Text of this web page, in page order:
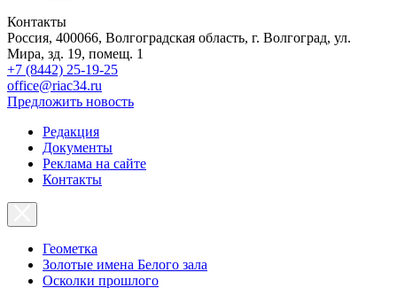
Контакты
Россия, 400066, Волгоградская область, г. Волгоград, ул.
Мира, зд. 19, помещ. 1
+7 (8442) 25-19-25
office@riac34.ru
Предложить новость
Редакция
Документы
Реклама на сайте
Контакты
Геометка
Золотые имена Белого зала
Осколки прошлого